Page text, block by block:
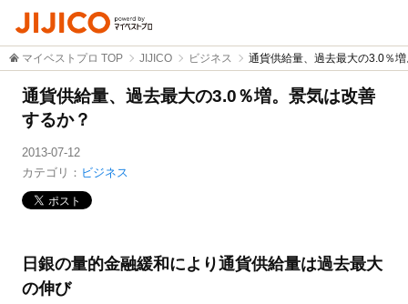
マイベストプロ TOP JIJICO ビジネス 通貨供給量、過去最大の3.0％
通貨供給量、過去最大の3.0％増。景気は改善
するか？
2013-07-12
カテゴリ： ビジネス
日銀の量的金融緩和により通貨供給量は過去最大
の伸び